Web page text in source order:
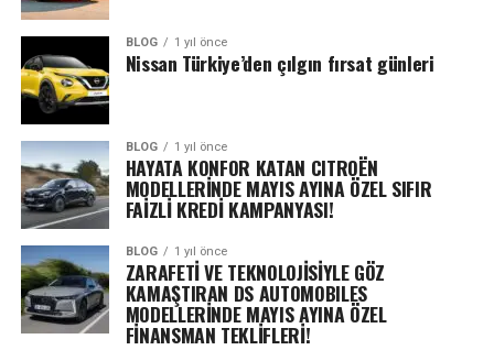
BLOG 1 yıl önce
Nissan Türkiye’den çılgın fırsat günleri
BLOG 1 yıl önce
HAYATA KONFOR KATAN CITROËN
MODELLERİNDE MAYIS AYINA ÖZEL SIFIR
FAİZLİ KREDİ KAMPANYASI!
BLOG 1 yıl önce
ZARAFETİ VE TEKNOLOJİSİYLE GÖZ
KAMAŞTIRAN DS AUTOMOBILES
MODELLERİNDE MAYIS AYINA ÖZEL
FİNANSMAN TEKLİFLERİ!